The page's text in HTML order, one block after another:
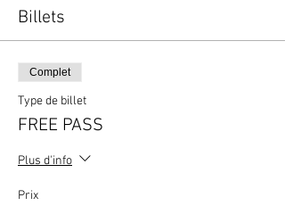
Billets
Complet
Type de billet
FREE PASS
Plus d'info
Prix